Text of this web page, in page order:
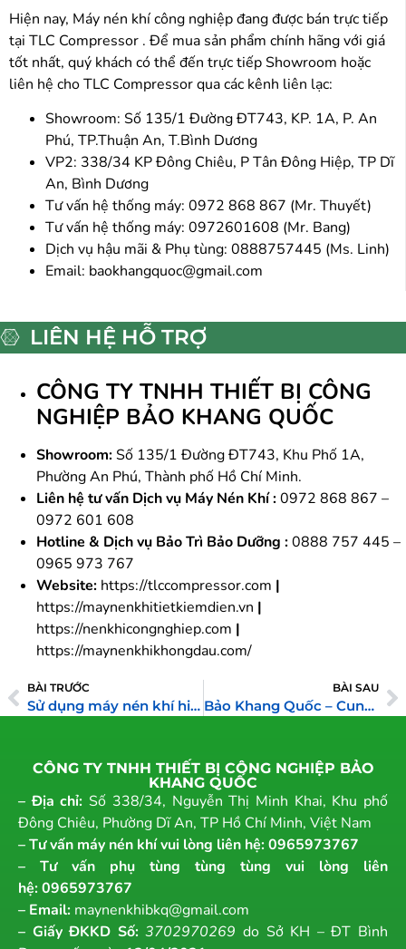
Hiện nay, Máy nén khí công nghiệp đang được bán trực tiếp
tại TLC Compressor . Để mua sản phẩm chính hãng với giá
tốt nhất, quý khách có thể đến trực tiếp Showroom hoặc
liên hệ cho TLC Compressor qua các kênh liên lạc:
Showroom: Số 135/1 Đường ĐT743, KP. 1A, P. An
Phú, TP.Thuận An, T.Bình Dương
VP2: 338/34 KP Đông Chiêu, P Tân Đông Hiệp, TP Dĩ
An, Bình Dương
Tư vấn hệ thống máy: 0972 868 867 (Mr. Thuyết)
Tư vấn hệ thống máy: 0972601608 (Mr. Bang)
Dịch vụ hậu mãi & Phụ tùng: 0888757445 (Ms. Linh)
Email: baokhangquoc@gmail.com
LIÊN HỆ HỖ TRỢ
CÔNG TY TNHH THIẾT BỊ CÔNG
NGHIỆP BẢO KHANG QUỐC
Showroom:Số 135/1 Đường ĐT743, Khu Phố 1A,
Phường An Phú, Thành phố Hồ Chí Minh.
Liên hệ tư vấn Dịch vụ Máy Nén Khí :0972 868 867 –
0972 601 608
Hotline & Dịch vụ Bảo Trì Bảo Dưỡng :0888 757 445 –
0965 973 767
Website: https://tlccompressor.com |
https://maynenkhitietkiemdien.vn |
https://nenkhicongnghiep.com |
https://maynenkhikhongdau.com/
BÀI TRƯỚC
Sử dụng máy nén khí hiệu quả nhằm tiết kiệm điện năng cho nhà máy
BÀI SAU
Bảo Khang Quốc – Cung Cấp Máy Nén Khí Công Nghiệp Tại Bình Dương
CÔNG TY TNHH THIẾT BỊ CÔNG NGHIỆP BẢO
KHANG QUỐC
– Địa chỉ: Số 338/34, Nguyễn Thị Minh Khai, Khu phố
Đông Chiêu, Phường Dĩ An, TP Hồ Chí Minh, Việt Nam
– Tư vấn máy nén khí vui lòng liên hệ:0965973767
– Tư vấn phụ tùng tùng tùng vui lòng liên
hệ:0965973767
– Email: maynenkhibkq@gmail.com
– Giấy ĐKKD Số:3702970269 do Sở KH – ĐT Bình